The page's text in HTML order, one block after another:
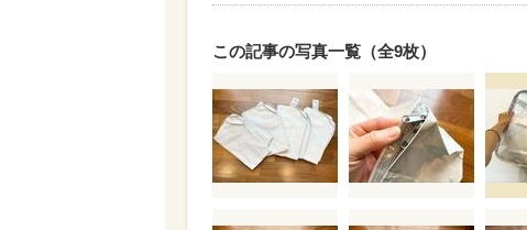
この記事の写真一覧（全9枚）